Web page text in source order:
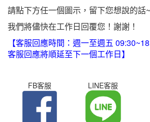
請點下方任一個圖示，留下您想說的話~
我們將儘快在工作日回覆您！謝謝！
【客服回應時間：週一至週五
客服回應將順延至下一個工作日】
FB客服 LINE客服